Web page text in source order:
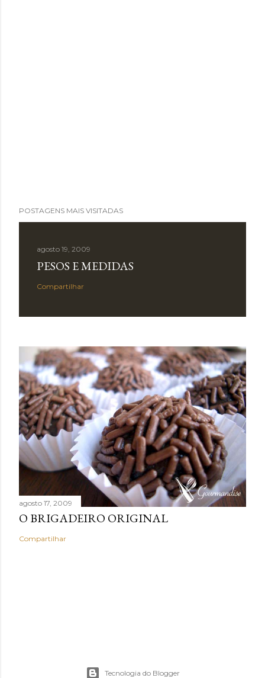
POSTAGENS MAIS VISITADAS
agosto 19, 2009
PESOS E MEDIDAS
Compartilhar
agosto 17, 2009
O BRIGADEIRO ORIGINAL
Compartilhar
Tecnologia do Blogger